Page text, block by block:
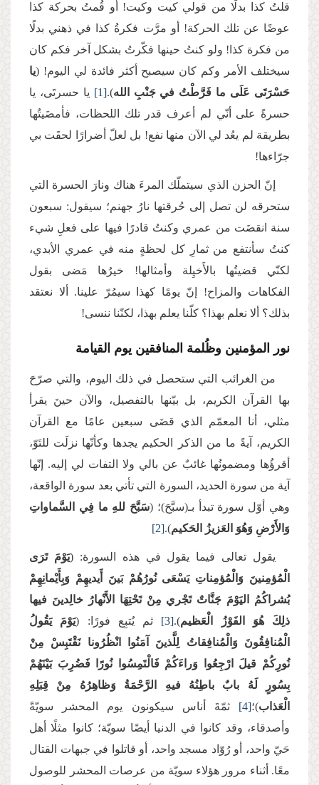
قلتُ كذا بدلًا من قولي كيت وكيت! أو قُمتُ بحركة كذا
عوضًا عن تلك الحركة! أو مرَّت فكرةُ كذا في ذهني بدلًا
من فكرة كذا! ولو كنتُ حينها فكّرتُ بشكل آخر فكم كان
سيختلف الأمر وكم كان سيصبح أكثر فائدة لي اليوم! (يا
حَسْرَتَى عَلَى ما فَرَّطْتُ في جَنْبِ الله).
[1] يا حسرتَى، يا
حسرةً على أنّي لم أعرف قدر تلك اللحظات، فأمضَيتُها
بطريقة لم يعُد لي الآن منها نفع! بل لعلّ أضرارًا لحقَت بي
جرّاءها!
إنّ الحزن الذي سيتملّك المرءَ هناك ونارَ الحسرة التي
ستحرقه لن تصل إلى حُرقتها نارُ جهنم؛ سيقول: سبعون
سنة انقضَت من عمري وكنتُ قادرًا فيها على فعلِ شيء
كنتُ سأنتفع من ثمارِ كل لحظةٍ منه في عمري الأبدي،
لكنّي قضيتُها بالأَخيِلة وأمثالها! خيرُها مَضى بقول
الفكاهات والمزاح! إنّ يومًا كهذا سيمُرّ علينا. ألا نعتقد
بذلك؟ ألا نعلم بهذا؟ كلّنا يعلم بهذا، لكنّنا ننسى!
نور المؤمنين وظُلمة المنافقين يوم القيامة
من الغرائب التي ستحصل في ذلك اليوم، والتي صرّحَ
بها القرآن الكريم، بل بيّنها بالتفصيل، والآن حينَ يقرأ
مثلي، أنا المعمّم الذي قضَى سبعين عامًا مع القرآن
الكريم، آيةً ما من الذكر الحكيم يجدها وكأنّها نزلَت للتَوّ،
أقرؤُها ومضمونُها غائبٌ عن بالي ولا التفات لي إليه. إنّها
آية من سورة الحديد، السورة التي تأتي بعد سورة الواقعة،
وهي أوّل سورة تبدأ بـ(سبَّحَ)؛ (سَبَّحَ للهِ ما فِي السَّماواتِ
وَالأَرْضِ وَهُوَ العَزيزُ الحَكيم).
[2]
يقول تعالى فيما يقول في هذه السورة: (يَوْمَ تَرَى
الْمُؤمِنينَ وَالْمُؤمِناتِ يَسْعَى نُورُهُمْ بَينَ أَيديهِمْ وَبِأَيْمانِهِمْ
بُشراكُمُ اليَوْمَ جَنَّاتٌ تَجْري مِنْ تَحْتِهَا الأَنْهارُ خالِدينَ فيها
ذلِكَ هُوَ الفَوْزُ الْعَظيم).
[3] ثم يُتبِع فورًا: (يَوْمَ يَقُولُ
الْمُنافِقُونَ وَالْمُنافِقاتُ لِلَّذينَ آمَنُوا انْظُرُونا نَقْتَبِسْ مِنْ
نُورِكُمْ قيلَ ارْجِعُوا وَراءَكُمْ فَالْتَمِسُوا نُورًا فَضُرِبَ بَيْنَهُمْ
بِسُورٍ لَهُ بابٌ باطِنُهُ فيهِ الرَّحْمَةُ وَظاهِرُهُ مِنْ قِبَلِهِ
الْعَذاب)؛[4] ثمّةَ أناس سيكونون يوم المحشر سويّةً
وأصدقاء، وقد كانوا في الدنيا أيضًا سويّة؛ كانوا مثلًا أهل
حَيّ واحد، أو رُوّاد مسجد واحد، أو قاتلوا في جبهات القتال
معًا. أثناء مرور هؤلاء سويّة من عرصات المحشر للوصول